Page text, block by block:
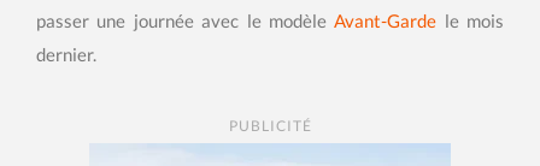
passer une journée avec le modèleAvant-Garde le mois
dernier.
PUBLICITÉ